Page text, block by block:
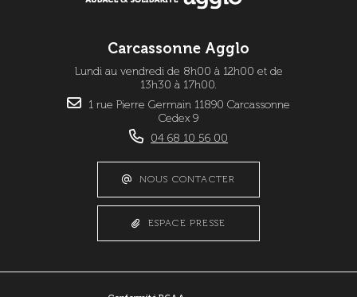
Carcassonne Agglo
Lundi au vendredi de 8h00 à 12h00 et de
13h30 à 17h00.
1 rue Pierre Germain 11890 Carcassonne
Cedex 9
04 68 10 56 00
NOUS CONTACTER
ESPACE PRESSE